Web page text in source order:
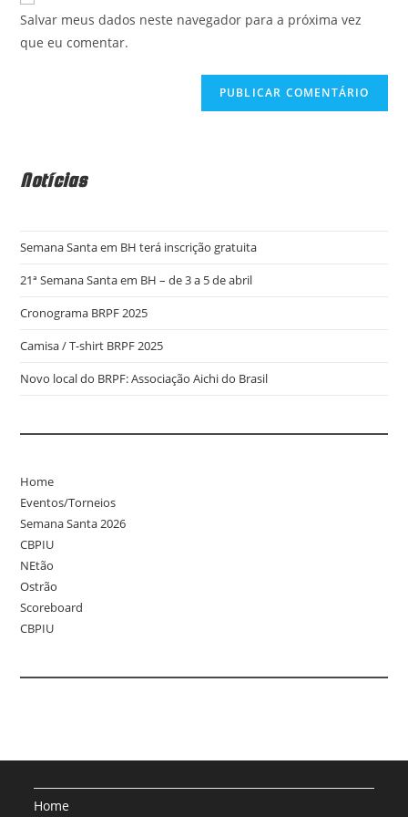
comentar
do
site
Salvar meus dados neste navegador para a próxima vez
que eu comentar.
Notícias
Semana Santa em BH terá inscrição gratuita
21ª Semana Santa em BH – de 3 a 5 de abril
Cronograma BRPF 2025
Camisa / T-shirt BRPF 2025
Novo local do BRPF: Associação Aichi do Brasil
Home
Eventos/Torneios
Semana Santa 2026
CBPIU
NEtão
Ostrão
Scoreboard
CBPIU
Home